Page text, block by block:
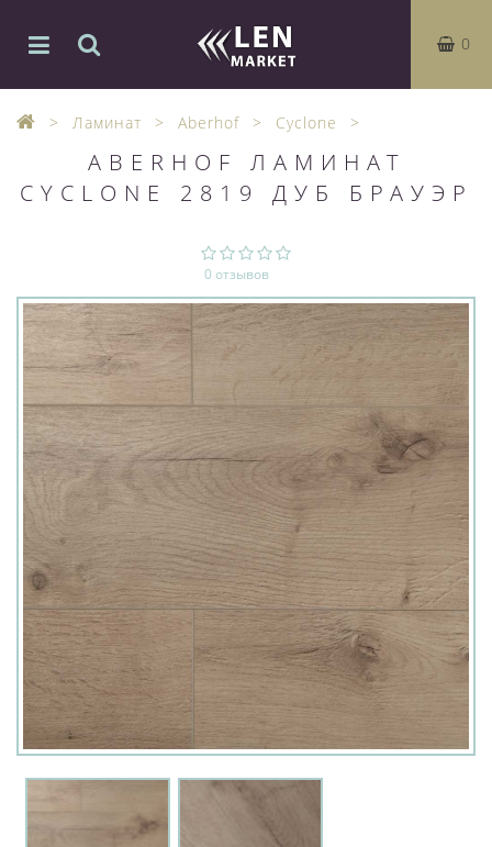
0
Ламинат Aberhof Cyclone
ABERHOF ЛАМИНАТ
CYCLONE 2819 ДУБ БРАУЭР
0 отзывов